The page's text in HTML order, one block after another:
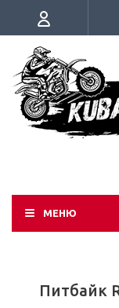
МЕНЮ
Питбайк